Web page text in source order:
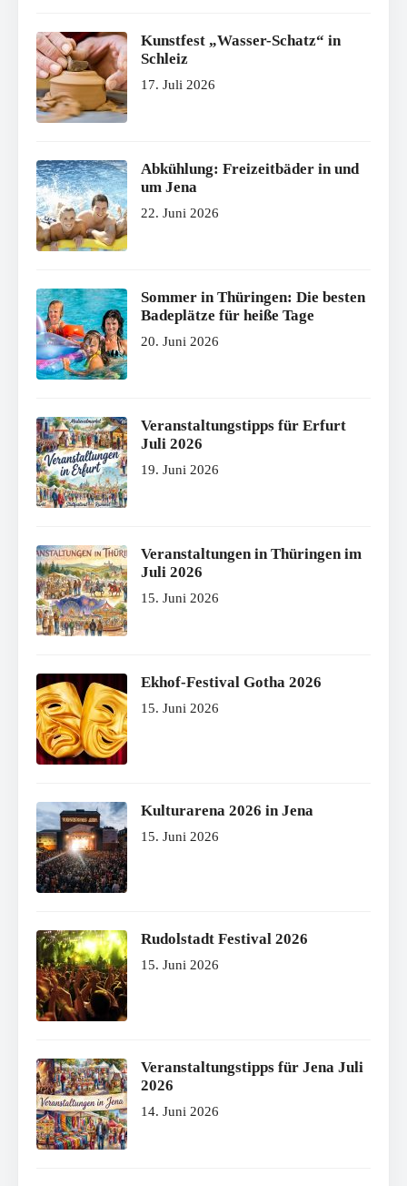
Kunstfest „Wasser-Schatz“ in
Schleiz
17. Juli 2026
Abkühlung: Freizeitbäder in und
um Jena
22. Juni 2026
Sommer in Thüringen: Die besten
Badeplätze für heiße Tage
20. Juni 2026
Veranstaltungstipps für Erfurt
Juli 2026
19. Juni 2026
Veranstaltungen in Thüringen im
Juli 2026
15. Juni 2026
Ekhof-Festival Gotha 2026
15. Juni 2026
Kulturarena 2026 in Jena
15. Juni 2026
Rudolstadt Festival 2026
15. Juni 2026
Veranstaltungstipps für Jena Juli
2026
14. Juni 2026